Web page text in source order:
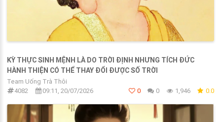
KỲ THỰC SINH MỆNH LÀ DO TRỜI ĐỊNH NHƯNG TÍCH ĐỨC
HÀNH THIỆN CÓ THỂ THAY ĐỔI ĐƯỢC SỐ TRỜI
Team Uống Trà Thôi
4082
09:11, 20/07/2026 0 0 1,946 0.0